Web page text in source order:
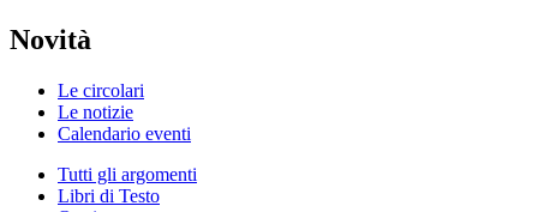
Novità
Le circolari
Le notizie
Calendario eventi
Tutti gli argomenti
Libri di Testo